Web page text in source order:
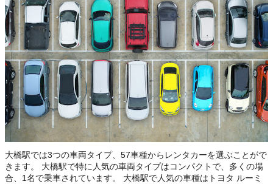
大橋駅では3つの車両タイプ、57車種からレンタカーを選ぶことがで
きます。 大橋駅で特に人気の車両タイプはコンパクトで、多くの場
合、1名で乗車されています。 大橋駅で人気の車種はトヨタ ルーミ